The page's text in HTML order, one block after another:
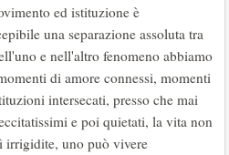
ed istituzione è
una separazione assoluta tra
e nell'altro fenomeno abbiamo
di amore connessi, momenti
intersecati, presso che mai
e poi quietati, la vita non
irrigidite, uno può vivere